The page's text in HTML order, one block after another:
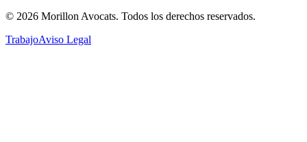
© 2026 Morillon Avocats. Todos los derechos reservados.
TrabajoAviso Legal